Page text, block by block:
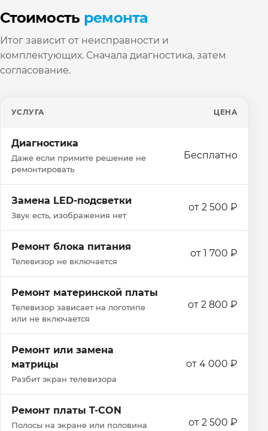
Стоимость ремонта
Итог зависит от неисправности и
комплектующих. Сначала диагностика, затем
согласование.
УСЛУГА ЦЕНА
Диагностика
Даже если примите решение не
ремонтировать
Бесплатно
Замена LED-подсветки
Звук есть, изображения нет
от 2 500 ₽
Ремонт блока питания
Телевизор не включается
от 1 700 ₽
Ремонт материнской платы
Телевизор зависает на логотипе
или не включается
от 2 800 ₽
Ремонт или замена
матрицы
Разбит экран телевизора
от 4 000 ₽
Ремонт платы T-CON
Полосы на экране или половина
от 2 500 ₽